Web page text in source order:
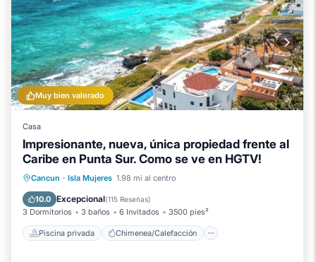
Muy bien valorado
Casa
Impresionante, nueva, única propiedad frente al
Caribe en Punta Sur. Como se ve en HGTV!
Cancun · Isla Mujeres 1.98 mi al centro
10.0 Excepcional(115 Reseñas)
3 Dormitorios 3 baños 6 Invitados 3500 pies²
Piscina privada Chimenea/Calefacción
Piscina privada
Chimenea/Calefacción
Piscina
Vista al mar